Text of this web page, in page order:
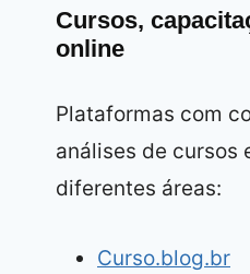
Cursos,
online
Plataformas com
análises de cursos
diferentes áreas:
Curso.blog.br